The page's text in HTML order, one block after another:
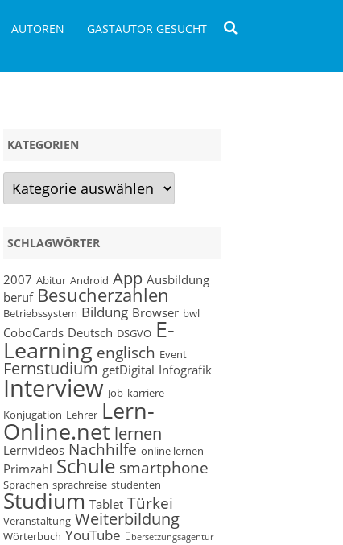
AUTOREN GASTAUTOR GESUCHT
KATEGORIEN
Kategorien
SCHLAGWÖRTER
2007 Abitur Android App Ausbildung
beruf Besucherzahlen
Betriebssystem Bildung Browser bwl
CoboCards Deutsch DSGVO E-
Learning englisch Event
Fernstudium getDigital Infografik
Interview Job karriere
Konjugation Lehrer Lern-
Online.net lernen
Lernvideos Nachhilfe online lernen
Primzahl Schule smartphone
Sprachen sprachreise studenten
Studium Tablet Türkei
Veranstaltung Weiterbildung
Wörterbuch YouTube Übersetzungsagentur